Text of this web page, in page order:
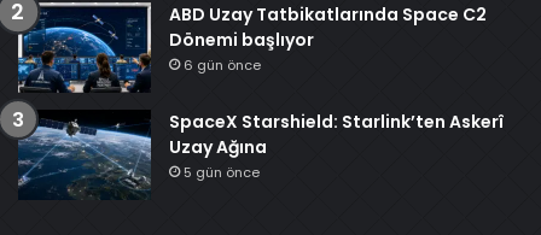
ABD Uzay Tatbikatlarında Space C2
Dönemi başlıyor
6 gün önce
SpaceX Starshield: Starlink’ten Askerî
Uzay Ağına
5 gün önce